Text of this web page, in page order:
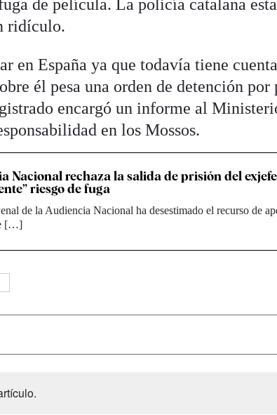
de película. La policía catalana
ridículo.
en España ya que todavía tiene
él pesa una orden de detención por
encargó un informe al
en los Mossos.
Nacional rechaza la salida de prisión del
riesgo de fuga
de la Audiencia Nacional ha desestimado el recurso de
[…]